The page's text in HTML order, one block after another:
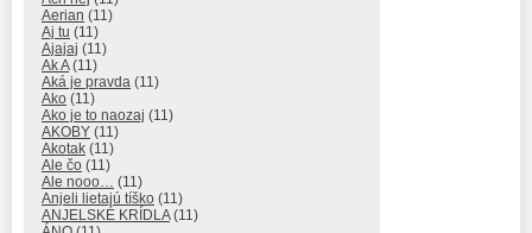
Aerian (11)
Aj tu (11)
Ajajaj (11)
Ak A(11)
Aká je pravda (11)
Ako (11)
Ako je to naozaj (11)
AKOBY (11)
Akotak (11)
Ale čo (11)
Ale nooo… (11)
Anjeli lietajú tíško (11)
ANJELSKÉ KRÍDLA(11)